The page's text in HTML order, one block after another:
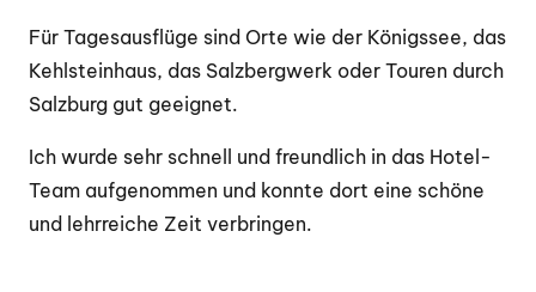
Für Tagesausflüge sind Orte wie der Königssee, das
Kehlsteinhaus, das Salzbergwerk oder Touren durch
Salzburg gut geeignet.
Ich wurde sehr schnell und freundlich in das Hotel-
Team aufgenommen und konnte dort eine schöne
und lehrreiche Zeit verbringen.